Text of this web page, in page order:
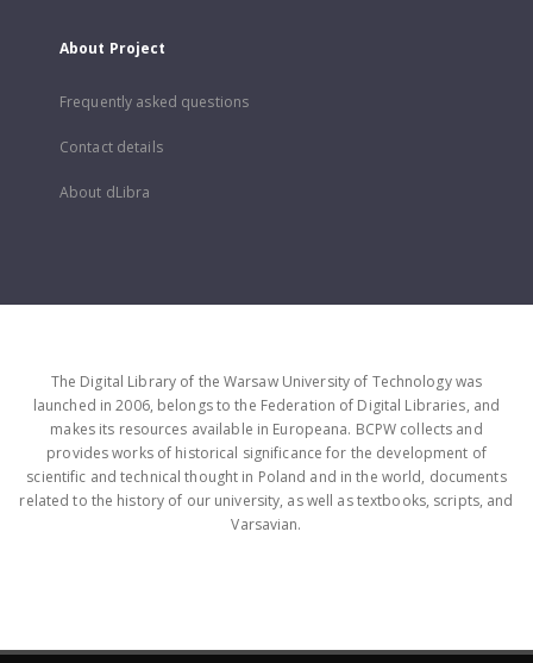
About Project
Frequently asked questions
Contact details
About dLibra
The Digital Library of the Warsaw University of Technology was
launched in 2006, belongs to the Federation of Digital Libraries, and
makes its resources available in Europeana. BCPW collects and
provides works of historical significance for the development of
scientific and technical thought in Poland and in the world, documents
related to the history of our university, as well as textbooks, scripts, and
Varsavian.